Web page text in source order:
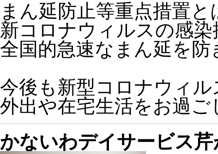
まん延防止等重点措置と
新コロナウィルスの感
全国的急速なまん延を
今後も新型コロナウィ
外出や在宅生活をお過
かないわデイサービス